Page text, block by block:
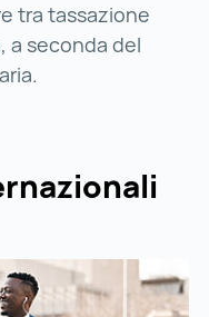
tra tassazione
a seconda del